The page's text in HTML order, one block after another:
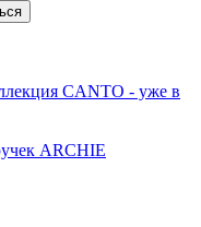
CANTO - уже в
ARCHIE